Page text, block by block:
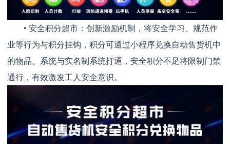
• 安全积分超市：创新激励机制，将安全学习、规范作
业等行为与积分挂钩，积分可通过小程序兑换自动售货机中
的物品。系统与实名制系统打通，安全积分不足将限制门禁
通行，有效激发工人安全意识。